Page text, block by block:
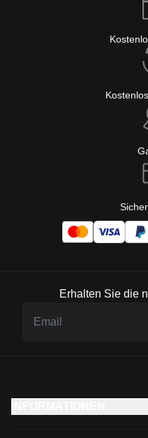
Erhalten Sie die